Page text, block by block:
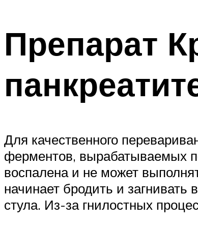
Препарат
Для качественного
ферментов, вырабатываемых
воспалена и не может
начинает бродить и
стула. Из-за гнилостных